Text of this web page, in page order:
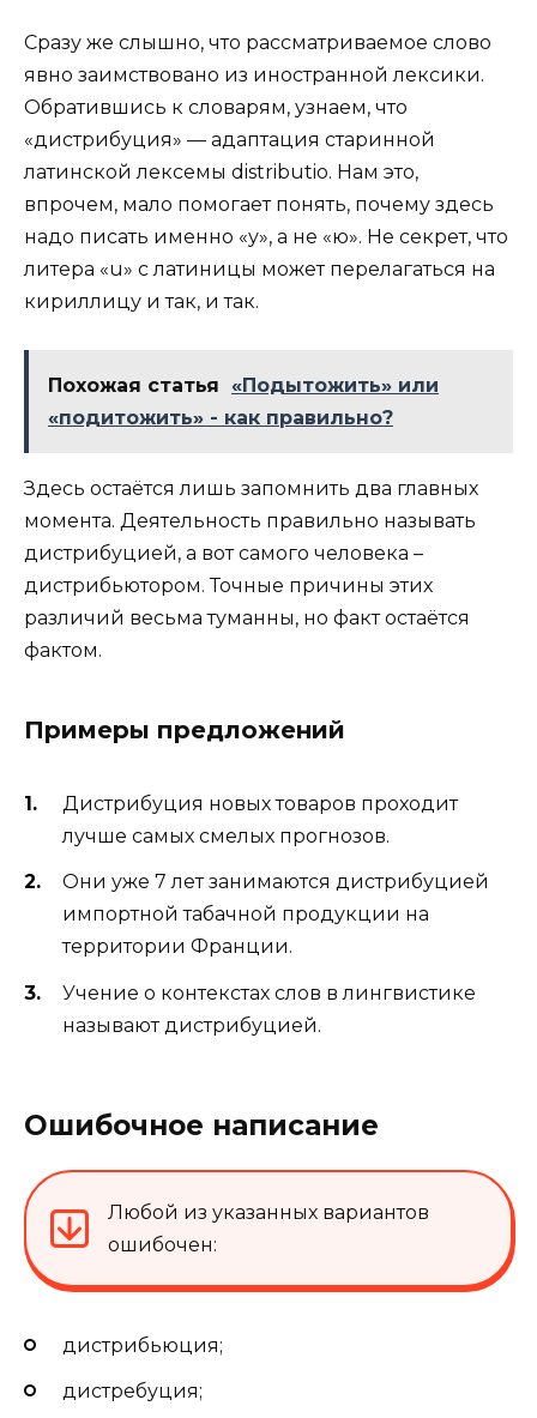
Сразу же слышно, что рассматриваемое слово
явно заимствовано из иностранной лексики.
Обратившись к словарям, узнаем, что
«дистрибуция» — адаптация старинной
латинской лексемы distributio. Нам это,
впрочем, мало помогает понять, почему здесь
надо писать именно «у», а не «ю». Не секрет, что
литера «u» с латиницы может перелагаться на
кириллицу и так, и так.
Похожая статья
«Подытожить» или
«подитожить» - как правильно?
Здесь остаётся лишь запомнить два главных
момента. Деятельность правильно называть
дистрибуцией, а вот самого человека –
дистрибьютором. Точные причины этих
различий весьма туманны, но факт остаётся
фактом.
Примеры предложений
Дистрибуция новых товаров проходит
лучше самых смелых прогнозов.
Они уже 7 лет занимаются дистрибуцией
импортной табачной продукции на
территории Франции.
Учение о контекстах слов в лингвистике
называют дистрибуцией.
Ошибочное написание
Любой из указанных вариантов
ошибочен:
дистрибьюция;
дистребуция;